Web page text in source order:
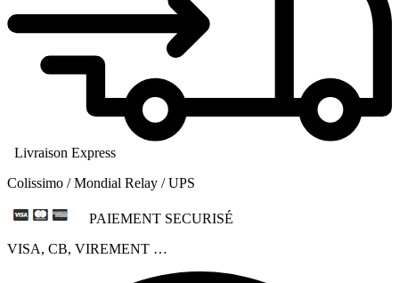
Livraison Express
Colissimo / Mondial Relay / UPS
PAIEMENT SECURISÉ
VISA, CB, VIREMENT …